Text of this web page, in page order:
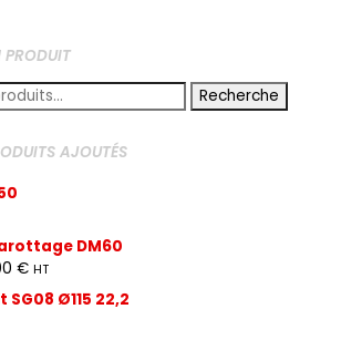
PRODUIT
Recherche
AJOUTÉS
DM60
€ HT
Ø115 22,2